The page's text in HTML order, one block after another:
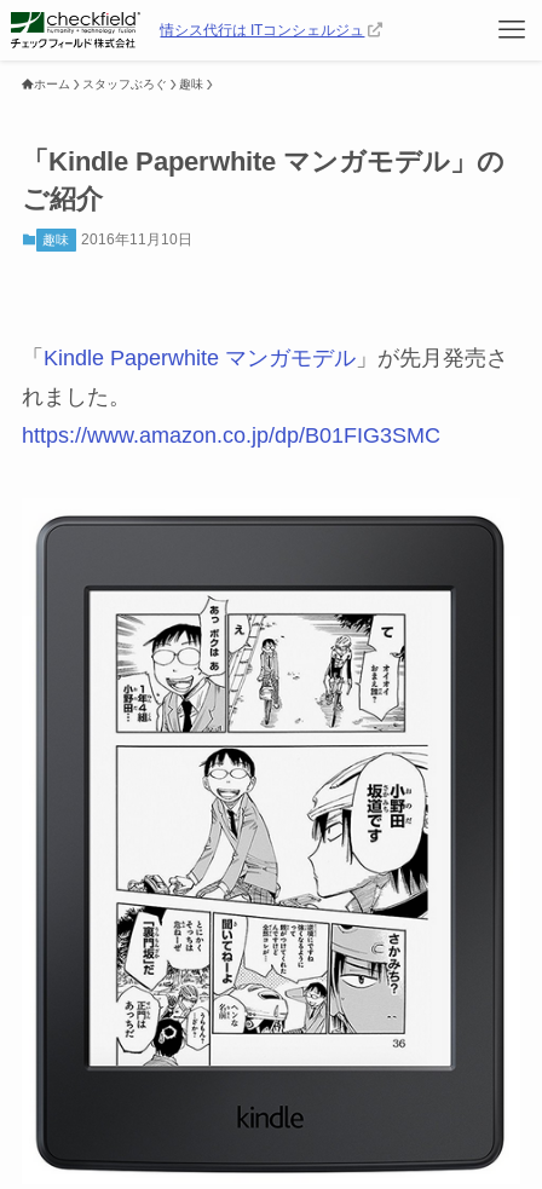
情シス代行は ITコンシェルジュ
ホーム スタッフぶろぐ 趣味
「Kindle Paperwhite マンガモデル」の
ご紹介
趣味 2016年11月10日
「 Kindle Paperwhite マンガモデル」が先月発売さ
れました。
https://www.amazon.co.jp/dp/B01FIG3SMC